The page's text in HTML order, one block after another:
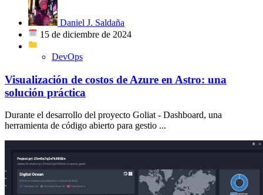
Daniel J. Saldaña
15 de diciembre de 2024
DevOps
Visualización de costos de Azure en Astro: una
solución práctica
Durante el desarrollo del proyecto Goliat - Dashboard, una
herramienta de código abierto para gestio ...